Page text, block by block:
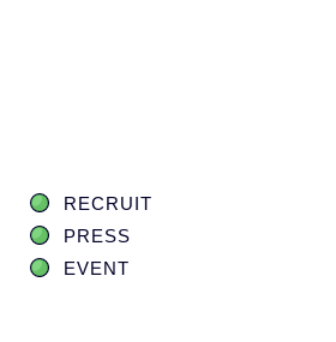
RECRUIT
PRESS
EVENT